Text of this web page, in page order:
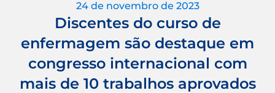
24 de novembro de 2023
Discentes do curso de
enfermagem são destaque em
congresso internacional com
mais de 10 trabalhos aprovados